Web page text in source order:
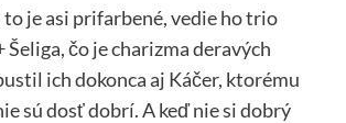
to je asi prifarbené, vedie ho trio
Šeliga, čo je charizma deravých
ich dokonca aj Káčer, ktorému
sú dosť dobrí. A keď nie si dobrý